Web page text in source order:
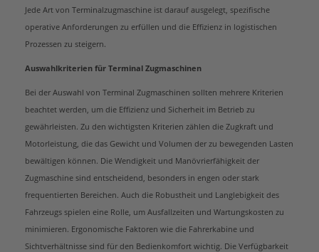
Jede Art von Terminalzugmaschine ist darauf ausgelegt, spezifische
operative Anforderungen zu erfüllen und die Effizienz in logistischen
Prozessen zu steigern.
Auswahlkriterien für Terminal Zugmaschinen
Bei der Auswahl von Terminal Zugmaschinen sollten mehrere Kriterien
beachtet werden, um die Effizienz und Sicherheit im Betrieb zu
gewährleisten. Zu den wichtigsten Kriterien zählen die Zugkraft und
Motorleistung, die das Gewicht und Volumen der zu bewegenden Lasten
bewältigen können. Die Wendigkeit und Manövrierfähigkeit der
Zugmaschine sind entscheidend, besonders in engen oder stark
frequentierten Bereichen. Auch die Robustheit und Langlebigkeit des
Fahrzeugs spielen eine Rolle, um Ausfallzeiten und Wartungskosten zu
minimieren. Ergonomische Faktoren wie die Fahrerkabine und
Sichtverhältnisse sind für den Bedienkomfort wichtig. Die Verfügbarkeit